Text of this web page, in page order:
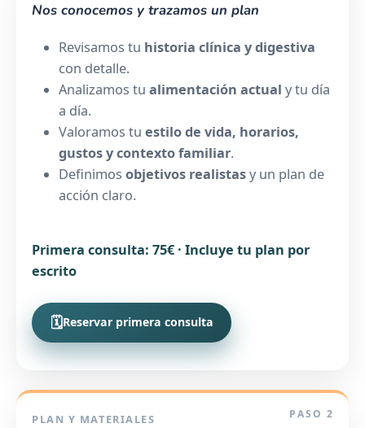
Nos conocemos y trazamos un plan
Revisamos tu historia clínica y digestiva
con detalle.
Analizamos tu alimentación actual y tu día
a día.
Valoramos tu estilo de vida, horarios,
gustos y contexto familiar.
Definimos objetivos realistasy un plan de
acción claro.
Primera consulta: 75€ · Incluye tu plan por
escrito
🗓Reservar primera consulta
PASO 2
PLAN Y MATERIALES